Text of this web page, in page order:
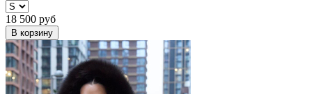
18 500 руб
В корзину